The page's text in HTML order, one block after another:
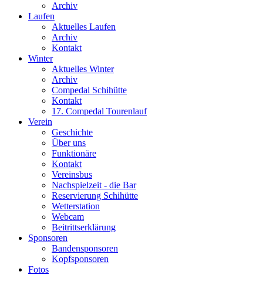
Archiv
Laufen
Aktuelles Laufen
Archiv
Kontakt
Winter
Aktuelles Winter
Archiv
Compedal Schihütte
Kontakt
17. Compedal Tourenlauf
Verein
Geschichte
Über uns
Funktionäre
Kontakt
Vereinsbus
Nachspielzeit - die Bar
Reservierung Schihütte
Wetterstation
Webcam
Beitrittserklärung
Sponsoren
Bandensponsoren
Kopfsponsoren
Fotos